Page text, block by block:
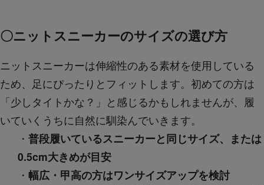
〇ニットスニーカーのサイズの選び方
ニットスニーカーは伸縮性のある素材を使用している
ため、足にぴったりとフィットします。初めての方は
「少しタイトかな？」と感じるかもしれませんが、履
いていくうちに自然に馴染んでいきます。
・ 普段履いているスニーカーと同じサイズ、または
0.5cm大きめが目安
・ 幅広・甲高の方はワンサイズアップを検討